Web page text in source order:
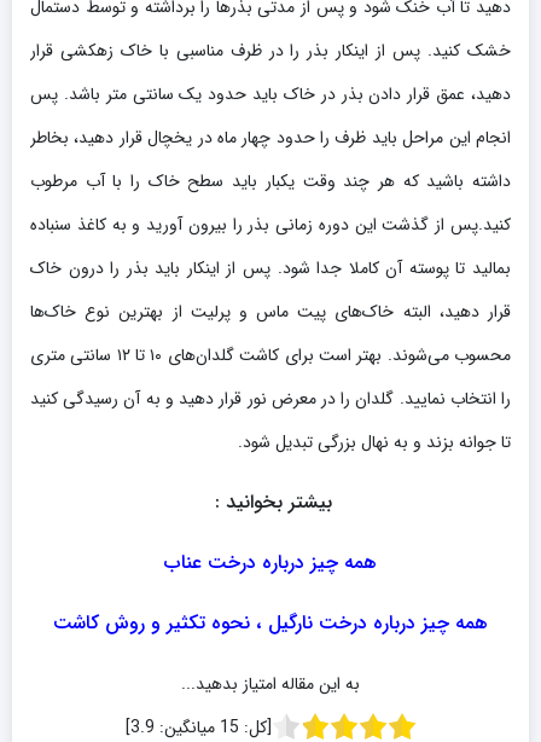
دهید تا آب خنک شود و پس از مدتی بذرها را برداشته و توسط دستمال
خشک کنید. پس از اینکار بذر را در ظرف مناسبی با خاک زهکشی قرار
دهید، عمق قرار دادن بذر در خاک باید حدود یک سانتی متر باشد. پس
انجام این مراحل باید ظرف را حدود چهار ماه در یخچال قرار دهید، بخاطر
داشته باشید که هر چند وقت یکبار باید سطح خاک را با آب مرطوب
کنید.پس از گذشت این دوره زمانی بذر را بیرون آورید و به کاغذ سنباده
بمالید تا پوسته آن کاملا جدا شود. پس از اینکار باید بذر را درون خاک
قرار دهید، البته خاک‌های پیت ماس و پرلیت از بهترین نوع خاک‌ها
محسوب می‌شوند. بهتر است برای کاشت گلدان‌های ۱۰ تا ۱۲ سانتی متری
را انتخاب نمایید. گلدان را در معرض نور قرار دهید و به آن رسیدگی کنید
تا جوانه بزند و به نهال بزرگی تبدیل شود.
بیشتر بخوانید :
همه چیز درباره درخت عناب
همه چیز درباره درخت نارگیل ، نحوه تکثیر و روش کاشت
به این مقاله امتیاز بدهید...
[کل: 15 میانگین: 3.9
]